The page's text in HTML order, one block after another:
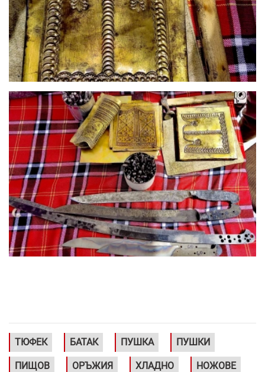
ТЮФЕК БАТАК ПУШКА ПУШКИ
ПИЩОВ ОРЪЖИЯ ХЛАДНО НОЖОВЕ